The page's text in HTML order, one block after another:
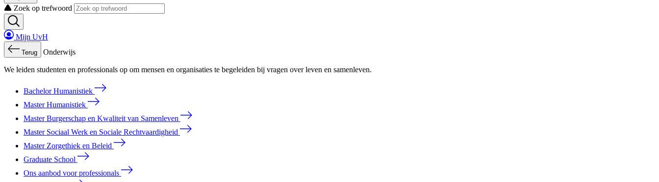
Zoek op trefwoord
Mijn UvH
Terug Onderwijs
We leiden studenten en professionals op om mensen en organisaties te begeleiden bij vragen over leven en samenleven.
Bachelor Humanistiek
Master Humanistiek
Master Burgerschap en Kwaliteit van Samenleven
Master Sociaal Werk en Sociale Rechtvaardigheid
Master Zorgethiek en Beleid
Graduate School
Ons aanbod voor professionals